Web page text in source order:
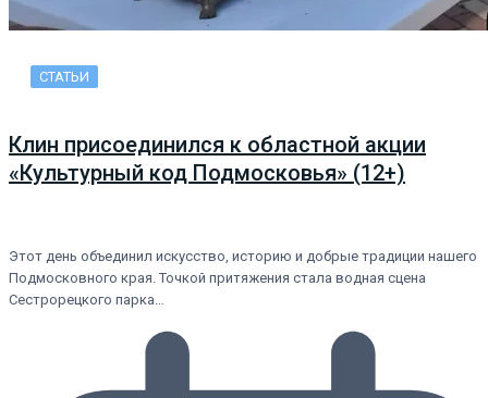
СТАТЬИ
Клин присоединился к областной акции
«Культурный код Подмосковья» (12+)
Этот день объединил искусство, историю и добрые традиции нашего
Подмосковного края. Точкой притяжения стала водная сцена
Сестрорецкого парка…